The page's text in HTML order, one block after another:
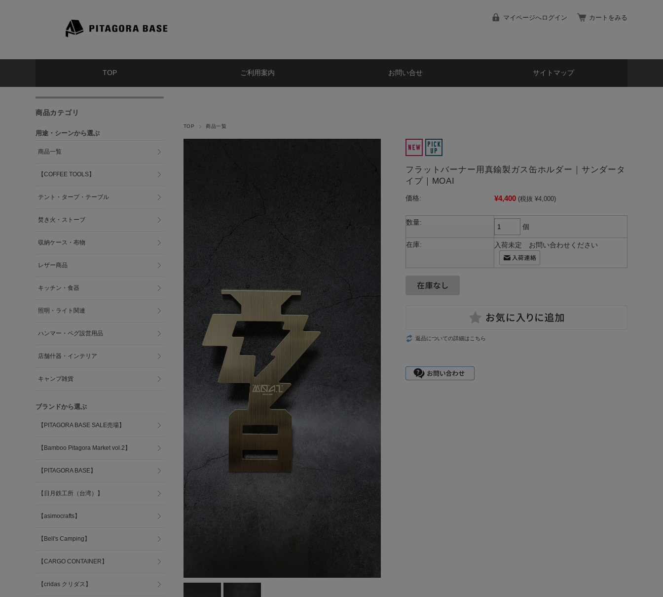
マイページへログイン カートをみる
TOP ご利用案内 お問い合せ サイトマップ
TOP 商品一覧
フラットバーナー用真鍮製ガス缶ホルダー｜サンダータ
イプ｜MOAI
価格: ¥4,400 (税抜 ¥4,000)
数量:
個
在庫: 入荷未定 お問い合わせください
返品についての詳細はこちら
商品カテゴリ
用途・シーンから選ぶ
商品一覧
【COFFEE TOOLS】
テント・タープ・テーブル
焚き火・ストーブ
収納ケース・布物
レザー商品
キッチン・食器
照明・ライト関連
ハンマー・ペグ設営用品
店舗什器・インテリア
キャンプ雑貨
ブランドから選ぶ
【PITAGORA BASE SALE売場】
【Bamboo Pitagora Market vol.2】
【PITAGORA BASE】
【日月鉄工所（台湾）】
【asimocrafts】
【Bell's Camping】
【CARGO CONTAINER】
【cridas クリダス】